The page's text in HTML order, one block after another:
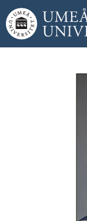
Hoppa direkt till